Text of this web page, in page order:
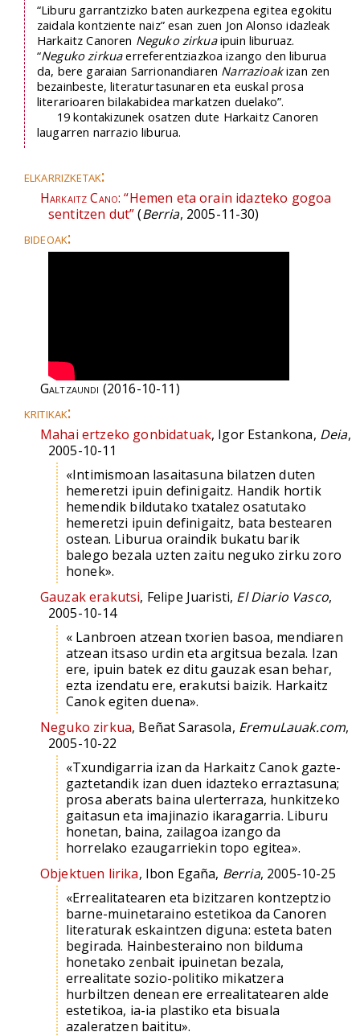
“Liburu garrantzizko baten aurkezpena egitea egokitu
zaidala kontziente naiz” esan zuen Jon Alonso idazleak
Harkaitz Canoren Neguko zirkuaipuin liburuaz.
“Neguko zirkuaerreferentziazkoa izango den liburua
da, bere garaian Sarrionandiaren Narrazioakizan zen
bezainbeste, literaturtasunaren eta euskal prosa
literarioaren bilakabidea markatzen duelako”.
19 kontakizunek osatzen dute Harkaitz Canoren
laugarren narrazio liburua.
elkarrizketak:
Harkaitz Cano: “Hemen eta orain idazteko gogoa
sentitzen dut”(Berria, 2005-11-30)
bideoak:
Galtzaundi (2016-10-11)
kritikak:
Mahai ertzeko gonbidatuak, Igor Estankona, Deia,
2005-10-11
«Intimismoan lasaitasuna bilatzen duten
hemeretzi ipuin definigaitz. Handik hortik
hemendik bildutako txatalez osatutako
hemeretzi ipuin definigaitz, bata bestearen
ostean. Liburua oraindik bukatu barik
balego bezala uzten zaitu neguko zirku zoro
honek».
Gauzak erakutsi, Felipe Juaristi, El Diario Vasco,
2005-10-14
« Lanbroen atzean txorien basoa, mendiaren
atzean itsaso urdin eta argitsua bezala. Izan
ere, ipuin batek ez ditu gauzak esan behar,
ezta izendatu ere, erakutsi baizik. Harkaitz
Canok egiten duena».
Neguko zirkua, Beñat Sarasola, EremuLauak.com,
2005-10-22
«Txundigarria izan da Harkaitz Canok gazte-
gaztetandik izan duen idazteko erraztasuna;
prosa aberats baina ulerterraza, hunkitzeko
gaitasun eta imajinazio ikaragarria. Liburu
honetan, baina, zailagoa izango da
horrelako ezaugarriekin topo egitea».
Objektuen lirika, Ibon Egaña, Berria, 2005-10-25
«Errealitatearen eta bizitzaren kontzeptzio
barne-muinetaraino estetikoa da Canoren
literaturak eskaintzen diguna: esteta baten
begirada. Hainbesteraino non bilduma
honetako zenbait ipuinetan bezala,
errealitate sozio-politiko mikatzera
hurbiltzen denean ere errealitatearen alde
estetikoa, ia-ia plastiko eta bisuala
azaleratzen baititu».